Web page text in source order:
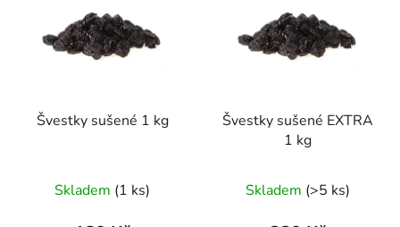
Švestky sušené 1 kg
hodnocení
Skladem (1 ks)
Švestky sušené EXTRA
1 kg
hodnocení
Skladem (>5 ks)